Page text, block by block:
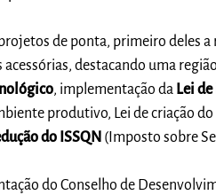
de ponta, primeiro deles a
destacando uma
, implementação da Lei
produtivo, Lei de criação do
do ISSQN (Imposto sobre
do Conselho de